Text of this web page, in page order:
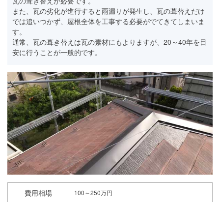
また、瓦の劣化が進行すると雨漏りが発生し、瓦の葺替えだけ
では追いつかず、屋根全体を工事する必要がでてきてしまいま
す。
通常、瓦の葺き替えは瓦の素材にもよりますが、20～40年を目
安に行うことが一般的です。
費用相場 100～250万円